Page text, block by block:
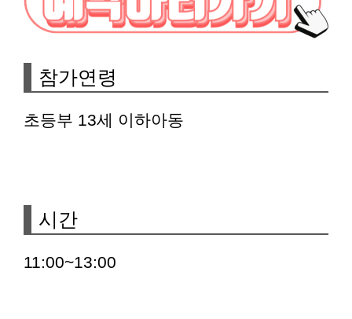
참가연령
초등부 13세 이하아동
시간
11:00~13:00